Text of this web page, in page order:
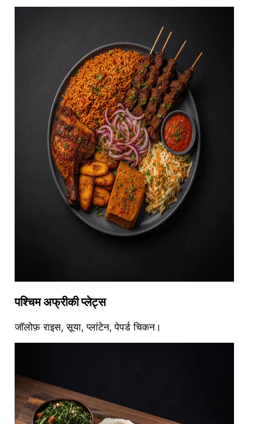
पश्चिम अफ्रीकी प्लेट्स
जॉलोफ़ राइस, सूया, प्लांटेन, पेपर्ड चिकन।